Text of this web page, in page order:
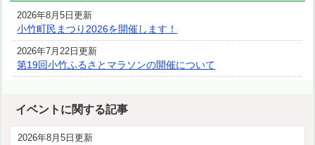
2026年8月5日更新
小竹町民まつり2026を開催します！
2026年7月22日更新
第19回小竹ふるさとマラソンの開催について
イベントに関する記事
2026年8月5日更新